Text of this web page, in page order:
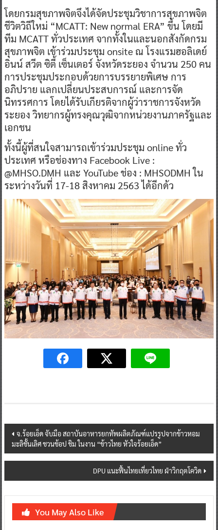
โดยกรมสุขภาพจิตจึงได้จัดประชุมวิชาการสุขภาพจิต
ชีวิตวิถีใหม่ “MCATT: New normal ERA” ขึ้น โดยมี
ทีม MCATT ทั่วประเทศ จากทั้งในและนอกสังกัดกรม
สุขภาพจิต เข้าร่วมประชุม onsite ณ โรงแรมฮอลิเดย์
อินน์ สวีต ซิตี้ เซ็นเตอร์ จังหวัดระยอง จำนวน 250 คน
การประชุมประกอบด้วยการบรรยายพิเศษ การ
อภิปราย แลกเปลี่ยนประสบการณ์ และการจัด
นิทรรศการ โดยได้รับเกียรติจากผู้ว่าราชการจังหวัด
ระยอง วิทยากรผู้ทรงคุณวุฒิจากหน่วยงานภาครัฐและ
เอกชน
ทั้งนี้ผู้ที่สนใจสามารถเข้าร่วมประชุม online ทั่ว
ประเทศ หรือช่องทาง Facebook Live :
@MHSO.DMH และ YouTube ช่อง : MHSODMH ใน
ระหว่างวันที่ 17-18 สิงหาคม 2563 ได้อีกด้ว
Post
navigation
จ.ร้อยเอ็ด จับมือ สถาบันอาหารยกทัพผลิตภัณฑ์แปรรูปจากข้าวหอม
มะลิชั้นเลิศ ชวนช้อป ชิม ในงาน “ข้าวไทย หัวใจร้อยเอ็ด”
DPU แนะฟื้นไทยเที่ยวไทย ฝ่าวิกฤตโควิด
You May Also Like